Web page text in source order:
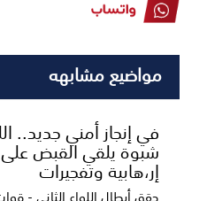
مواضيع مشابهه
​في إنجاز أمني جديد..
شبوة يلقي القبض
إر،هابية وتفجيرات